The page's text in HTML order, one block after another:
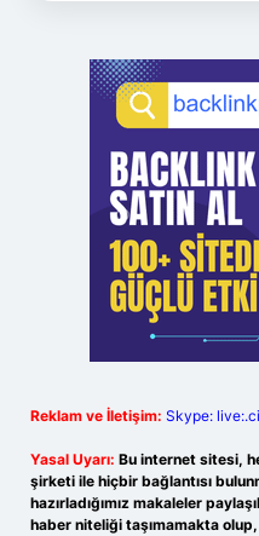
Reklam ve İletişim: Skype:
Yasal Uyarı: Bu internet sitesi,
şirketi ile hiçbir bağlantısı
hazırladığımız makaleler
haber niteliği taşımamakta